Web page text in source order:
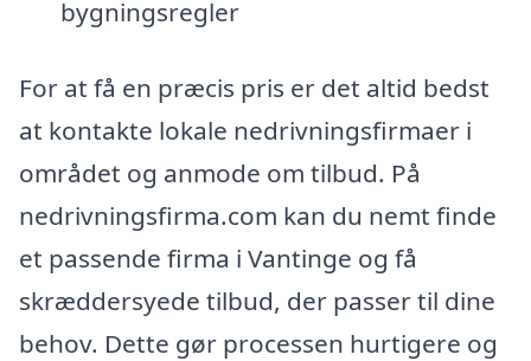
bygningsregler
For at få en præcis pris er det altid bedst
at kontakte lokale nedrivningsfirmaer i
området og anmode om tilbud. På
nedrivningsfirma.com kan du nemt finde
et passende firma i Vantinge og få
skræddersyede tilbud, der passer til dine
behov. Dette gør processen hurtigere og